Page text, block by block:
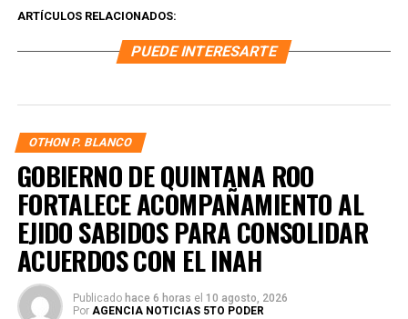
ARTÍCULOS RELACIONADOS:
PUEDE INTERESARTE
OTHON P. BLANCO
GOBIERNO DE QUINTANA ROO
FORTALECE ACOMPAÑAMIENTO AL
EJIDO SABIDOS PARA CONSOLIDAR
ACUERDOS CON EL INAH
Publicado hace 6 horas el 10 agosto, 2026
Por AGENCIA NOTICIAS 5TO PODER